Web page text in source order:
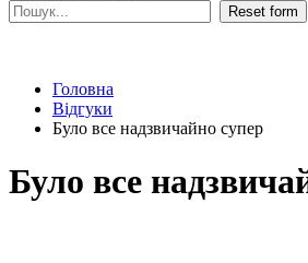
Reset form
Головна
Відгуки
Було все надзвичайно супер
Було все